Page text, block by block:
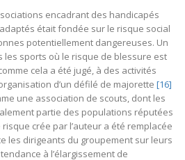
encadrant des handicapés
était fondée sur le risque social
potentiellement dangereuses. Un
sports où le risque de blessure est
cela a été jugé, à des activités
d’un défilé de majorette [16]
une association de scouts, dont les
partie des populations réputées
risque crée par l’auteur a été remplacée
les dirigeants du groupement sur leurs
à l’élargissement de